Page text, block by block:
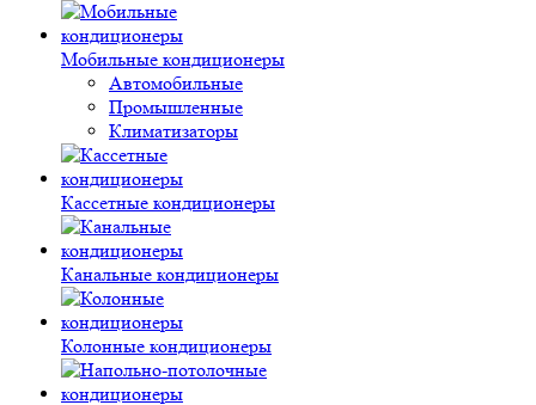
Мобильные кондиционеры
Автомобильные
Промышленные
Климатизаторы
Кассетные кондиционеры
Канальные кондиционеры
Колонные кондиционеры